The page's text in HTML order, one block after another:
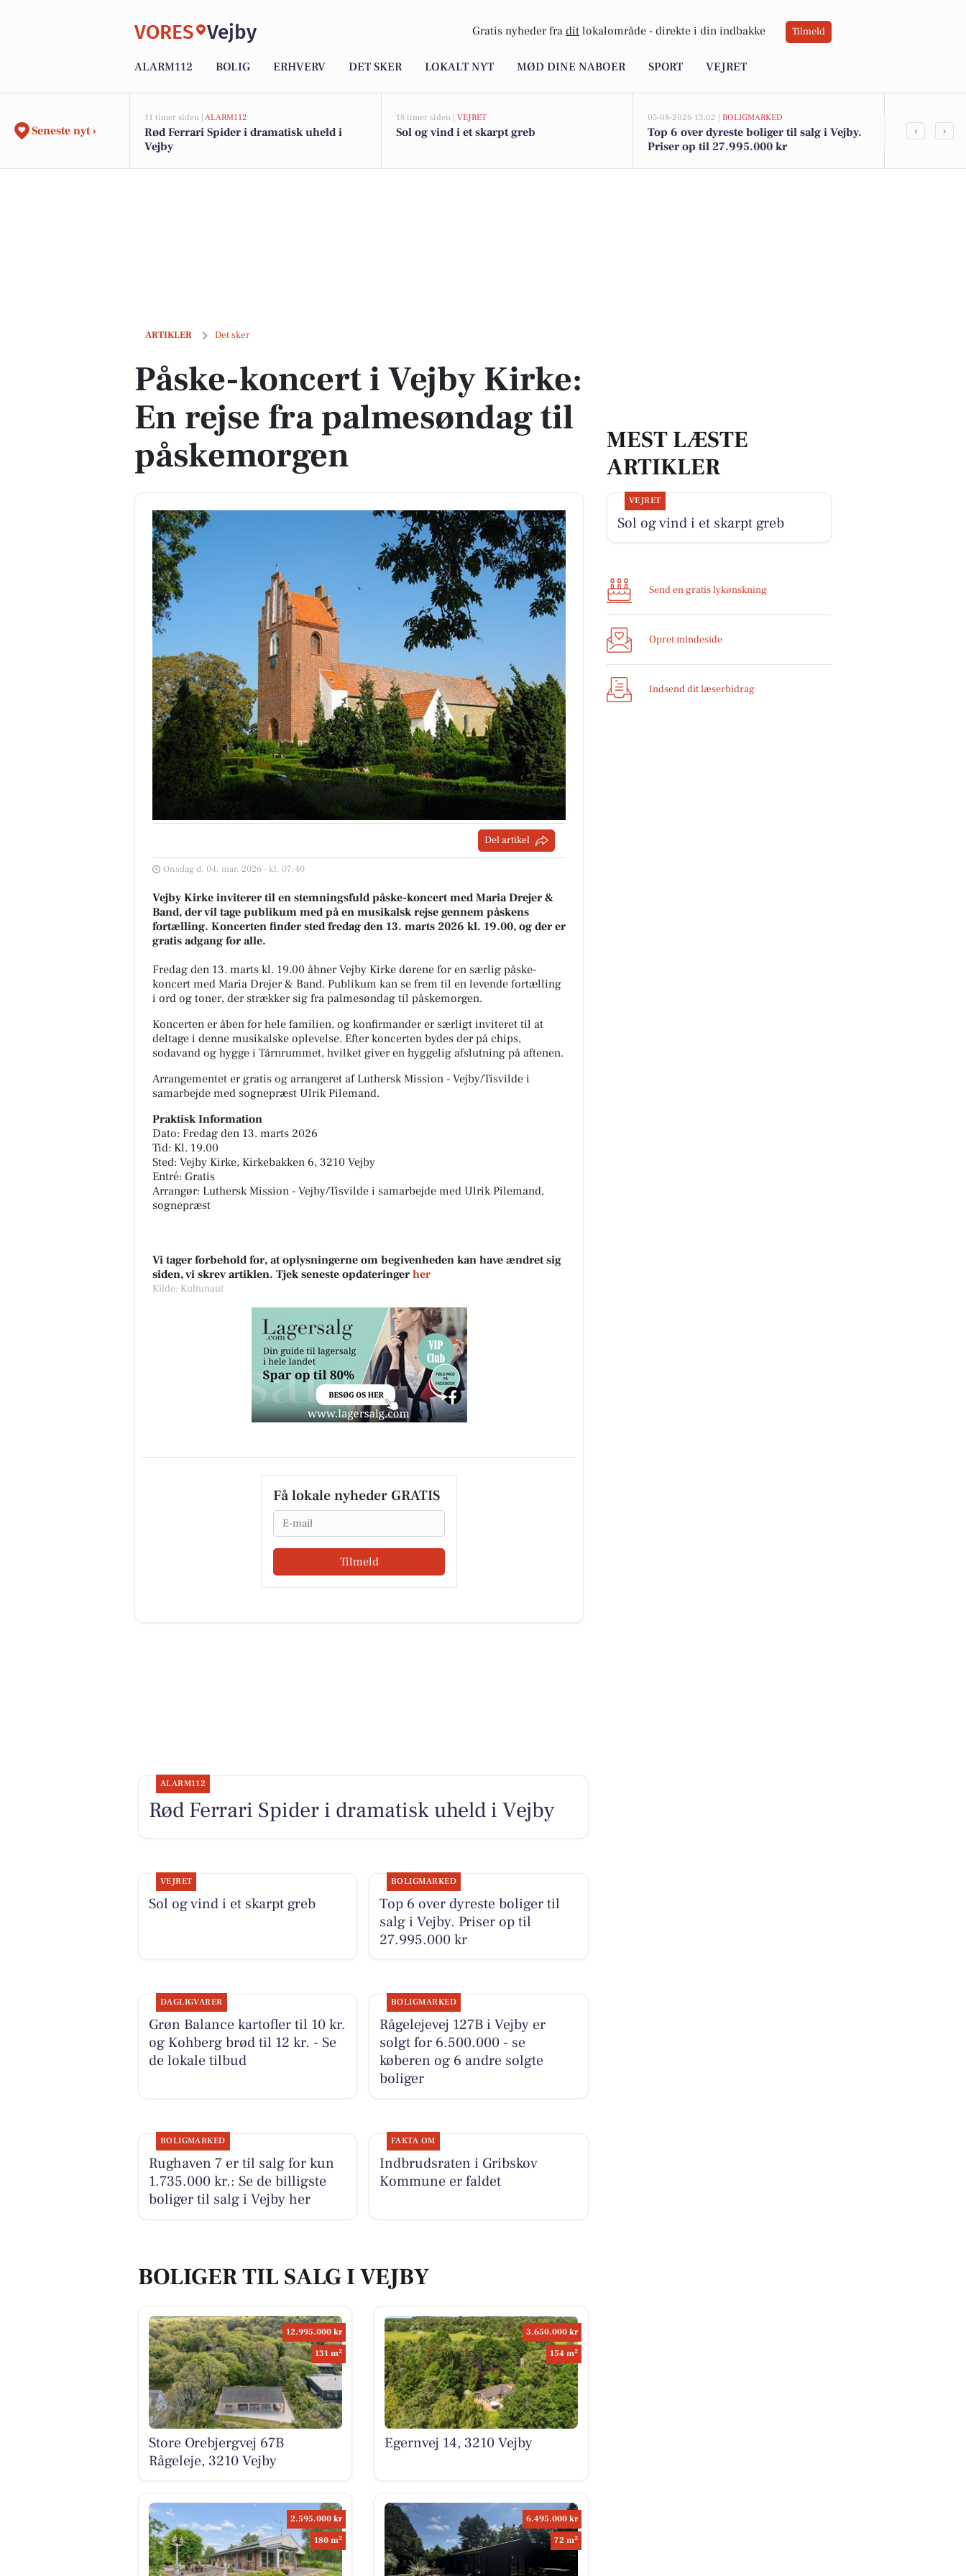
VORES Vejby Gratis nyheder fra dit lokalområde - direkte i din indbakke Tilmeld
ALARM112 BOLIG ERHVERV DET SKER LOKALT NYT MØD DINE NABOER SPORT VEJRET
Seneste nyt ›
11 timer siden | ALARM112
Rød Ferrari Spider i dramatisk uheld i
Vejby
18 timer siden | VEJRET
Sol og vind i et skarpt greb
05-08-2026 13:02 | BOLIGMARKED
Top 6 over dyreste boliger til salg i Vejby.
Priser op til 27.995.000 kr
Grøn
‹ ›
ARTIKLER Det sker
Påske-koncert i Vejby Kirke: En rejse fra palmesøndag til påskemorgen
Påske-koncert i Vejby Kirke:
En rejse fra palmesøndag til
påskemorgen
Del artikel
Onsdag d. 04. mar. 2026 - kl. 07:40
Vejby Kirke inviterer til en stemningsfuld påske-koncert med Maria Drejer &
Band, der vil tage publikum med på en musikalsk rejse gennem påskens
fortælling. Koncerten finder sted fredag den 13. marts 2026 kl. 19.00, og der er
gratis adgang for alle.
Fredag den 13. marts kl. 19.00 åbner Vejby Kirke dørene for en særlig påske-
koncert med Maria Drejer & Band. Publikum kan se frem til en levende fortælling
i ord og toner, der strækker sig fra palmesøndag til påskemorgen.
Koncerten er åben for hele familien, og konfirmander er særligt inviteret til at
deltage i denne musikalske oplevelse. Efter koncerten bydes der på chips,
sodavand og hygge i Tårnrummet, hvilket giver en hyggelig afslutning på aftenen.
Arrangementet er gratis og arrangeret af Luthersk Mission - Vejby/Tisvilde i
samarbejde med sognepræst Ulrik Pilemand.
Praktisk Information
Dato: Fredag den 13. marts 2026
Tid: Kl. 19.00
Sted: Vejby Kirke, Kirkebakken 6, 3210 Vejby
Entré: Gratis
Arrangør: Luthersk Mission - Vejby/Tisvilde i samarbejde med Ulrik Pilemand,
sognepræst
Vi tager forbehold for, at oplysningerne om begivenheden kan have ændret sig
siden, vi skrev artiklen. Tjek seneste opdateringer her
Kilde: Kultunaut
Få lokale nyheder GRATIS
Email
Tilmeld
MEST LÆSTE
ARTIKLER
VEJRET
Sol og vind i et skarpt greb
Send en gratis lykønskning
Opret mindeside
Indsend dit læserbidrag
ALARM112
Rød Ferrari Spider i dramatisk uheld i Vejby
VEJRET
Sol og vind i et skarpt greb
BOLIGMARKED
Top 6 over dyreste boliger til
salg i Vejby. Priser op til
27.995.000 kr
DAGLIGVARER
Grøn Balance kartofler til 10 kr.
og Kohberg brød til 12 kr. - Se
de lokale tilbud
BOLIGMARKED
Rågelejevej 127B i Vejby er
solgt for 6.500.000 - se
køberen og 6 andre solgte
boliger
BOLIGMARKED
Rughaven 7 er til salg for kun
1.735.000 kr.: Se de billigste
boliger til salg i Vejby her
FAKTA OM
Indbrudsraten i Gribskov
Kommune er faldet
BOLIGER TIL SALG I VEJBY
12.995.000 kr
131 m2
Store Orebjergvej 67B
Rågeleje, 3210 Vejby
3.650.000 kr
154 m2
Egernvej 14, 3210 Vejby
2.595.000 kr
180 m2
6.495.000 kr
72 m2